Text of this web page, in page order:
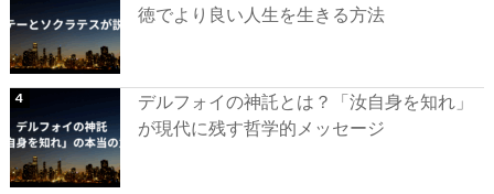
徳でより良い人生を生きる方法
デルフォイの神託とは？「汝自身を知れ」
が現代に残す哲学的メッセージ